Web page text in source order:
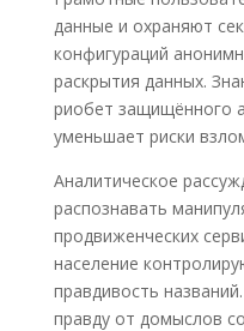
данные и охраняют
конфигураций
раскрытия данных.
риобет защищённого
уменьшает риски
Аналитическое
распознавать
продвиженческих
население
правдивость
правду от домыслов